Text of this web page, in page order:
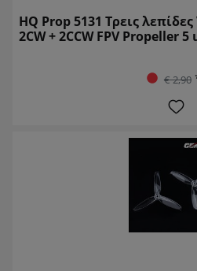
HQ Prop 5131 Τρεις
2CW + 2CCW FPV Propeller 5
€ 2,90